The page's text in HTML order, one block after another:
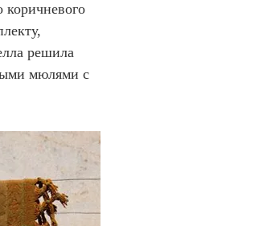
коричневого
решила
мюлями с